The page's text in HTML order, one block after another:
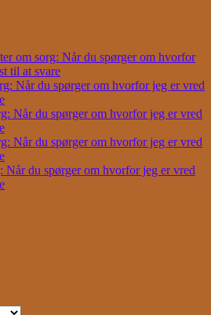
om sorg: Når du spørger om hvorfor
til at svare
Når du spørger om hvorfor jeg er vred
Når du spørger om hvorfor jeg er vred
Når du spørger om hvorfor jeg er vred
Når du spørger om hvorfor jeg er vred